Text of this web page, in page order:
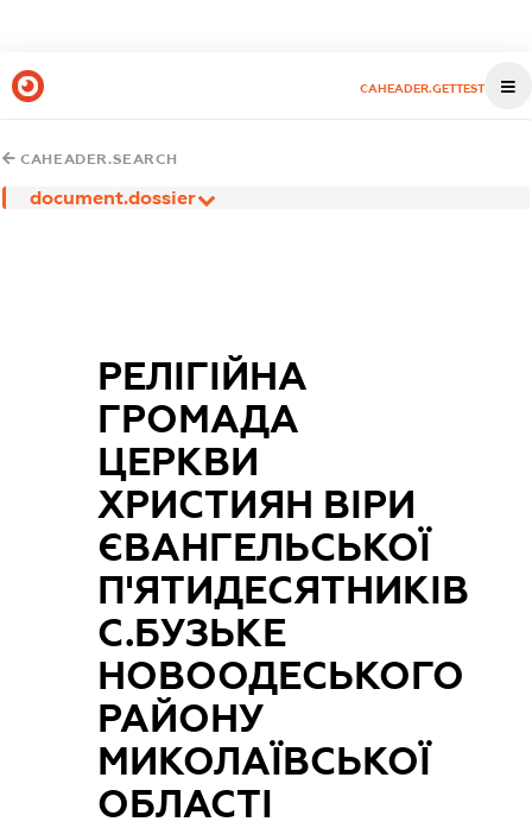
CAHEADER.GETTEST
CAHEADER.SEARCH
document.dossier
РЕЛІГІЙНА
ГРОМАДА
ЦЕРКВИ
ХРИСТИЯН ВІРИ
ЄВАНГЕЛЬСЬКОЇ
П'ЯТИДЕСЯТНИКІВ
С.БУЗЬКЕ
НОВООДЕСЬКОГО
РАЙОНУ
МИКОЛАЇВСЬКОЇ
ОБЛАСТІ